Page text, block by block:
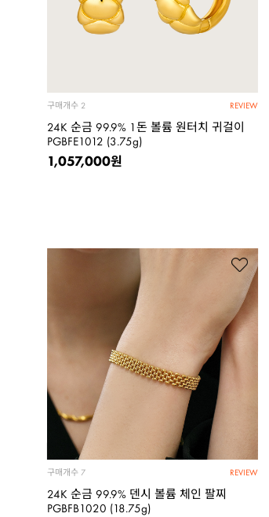
REVIEW
구매개수 2
24K 순금 99.9% 1돈 볼륨 원터치 귀걸이
PGBFE1012 (3.75g)
1,057,000원
REVIEW
구매개수 7
24K 순금 99.9% 덴시 볼륨 체인 팔찌
PGBFB1020 (18.75g)